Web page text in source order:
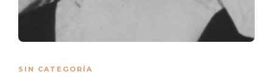
SIN CATEGORÍA